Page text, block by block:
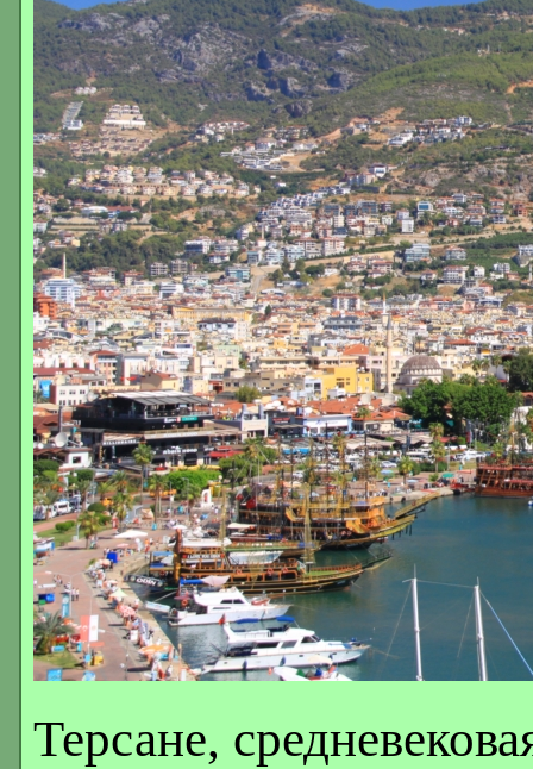
Терсане,